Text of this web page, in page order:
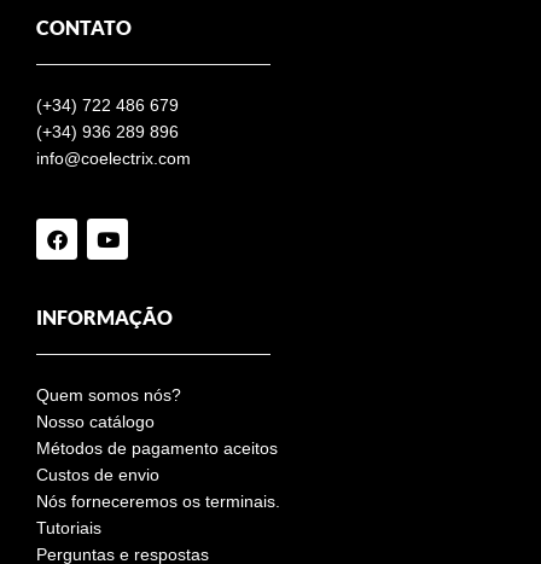
CONTATO
(+34) 722 486 679
(+34) 936 289 896
info@coelectrix.com
INFORMAÇÃO
Quem somos nós?
Nosso catálogo
Métodos de pagamento aceitos
Custos de envio
Nós forneceremos os terminais.
Tutoriais
Perguntas e respostas